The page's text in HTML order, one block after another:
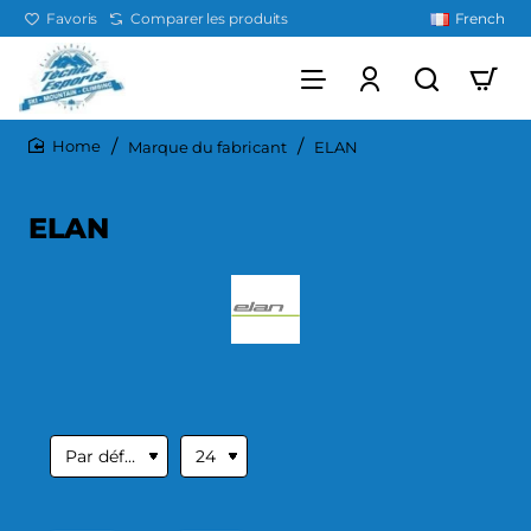
Favoris Comparer les produits French
Marque du fabricant ELAN
ELAN